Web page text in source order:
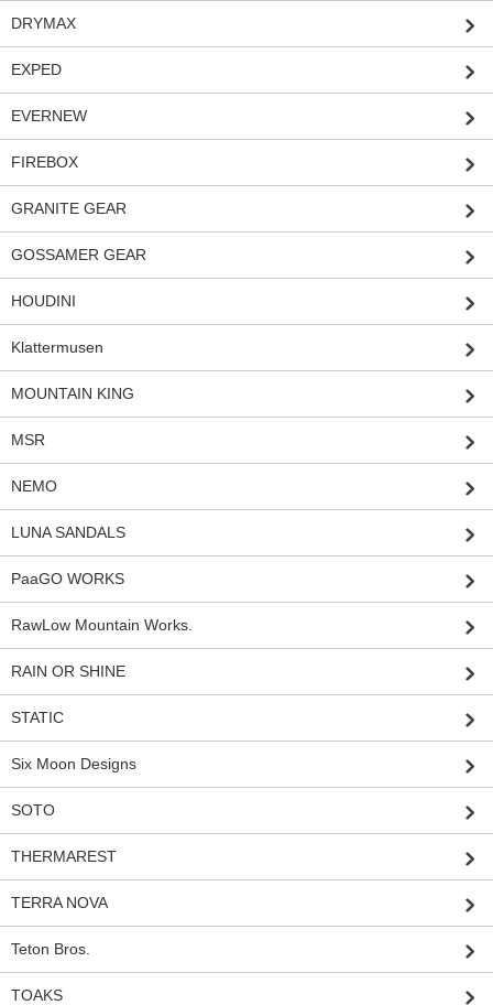
DRYMAX
EXPED
EVERNEW
FIREBOX
GRANITE GEAR
GOSSAMER GEAR
HOUDINI
Klattermusen
MOUNTAIN KING
MSR
NEMO
LUNA SANDALS
PaaGO WORKS
RawLow Mountain Works.
RAIN OR SHINE
STATIC
Six Moon Designs
SOTO
THERMAREST
TERRA NOVA
Teton Bros.
TOAKS